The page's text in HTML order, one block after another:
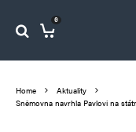
0
Home
Aktuality
Sněmovna navrhla Pavlovi na